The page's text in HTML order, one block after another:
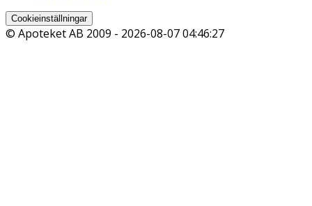
Cookieinställningar
© Apoteket AB 2009 - 2026-08-07 04:46:27